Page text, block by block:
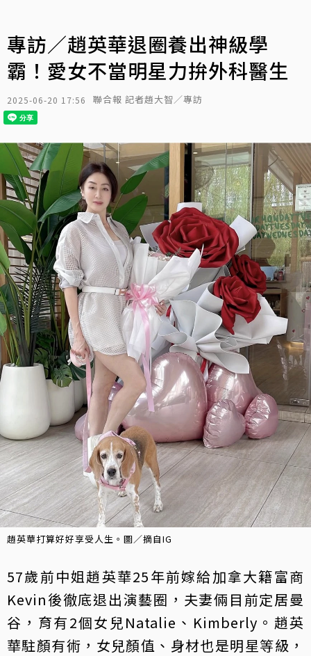
專訪／趙英華退圈養出神級學
霸！愛女不當明星力拚外科醫生
2025-06-20 17:56 聯合報 記者趙大智／專訪
趙英華打算好好享受人生。圖／摘自IG
57歲前中姐趙英華25年前嫁給加拿大籍富商
Kevin後徹底退出演藝圈，夫妻倆目前定居曼
谷，育有2個女兒Natalie、Kimberly。趙英
華駐顏有術，女兒顏值、身材也是明星等級，